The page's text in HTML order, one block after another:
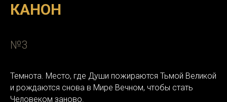
КАНОН
№3
Темнота. Место, где Души пожираются Тьмой Великой
и рождаются снова в Мире Вечном, чтобы стать
Человеком заново.